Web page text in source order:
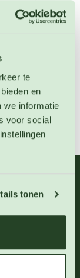
te
en
we informatie
voor social
tonen